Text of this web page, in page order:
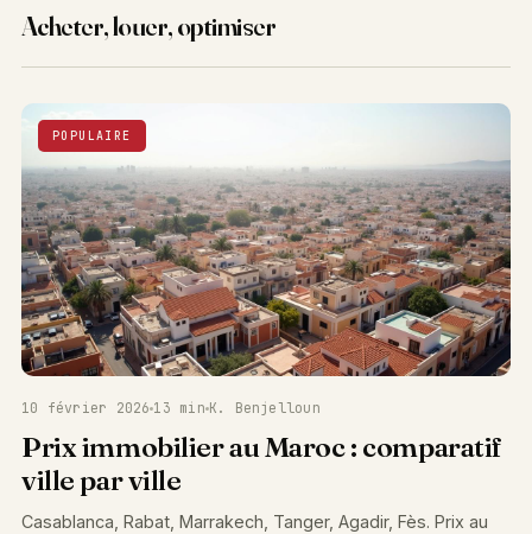
Acheter, louer, optimiser
POPULAIRE
10 février 2026 13 min K. Benjelloun
Prix immobilier au Maroc : comparatif
ville par ville
Casablanca, Rabat, Marrakech, Tanger, Agadir, Fès. Prix au